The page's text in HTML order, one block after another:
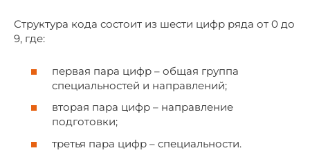
Структура кода состоит из шести цифр ряда от 0 до
9, где:
первая пара цифр – общая группа
специальностей и направлений;
вторая пара цифр – направление
подготовки;
третья пара цифр – специальности.